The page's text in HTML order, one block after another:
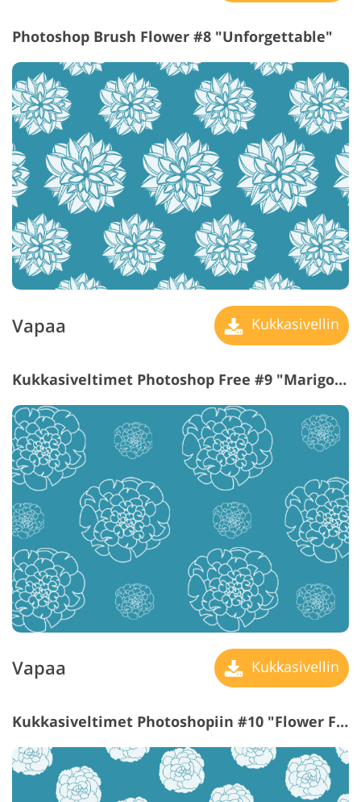
Photoshop Brush Flower #8 "Unforgettable"
Vapaa Kukkasivellin
Kukkasiveltimet Photoshop Free #9 "Marigolds"
Vapaa Kukkasivellin
Kukkasiveltimet Photoshopiin #10 "Flower Fields"